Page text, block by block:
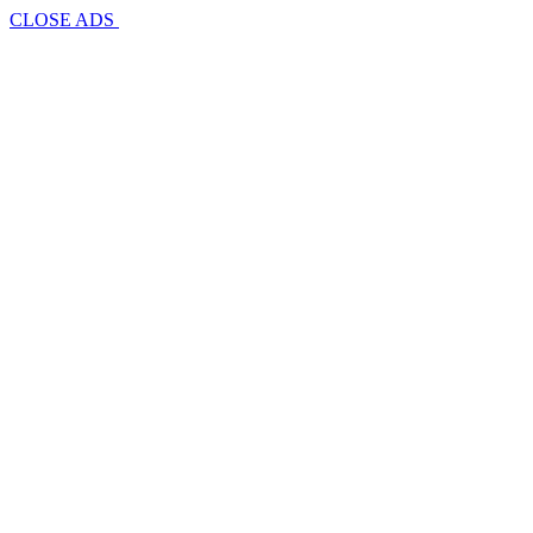
CLOSE ADS